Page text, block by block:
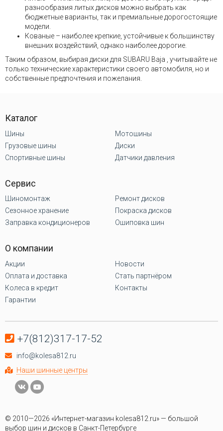
разнообразия литых дисков можно выбрать как
бюджетные варианты, так и премиальные дорогостоящие
модели.
Кованые – наиболее крепкие, устойчивые к большинству
внешних воздействий, однако наиболее дорогие.
Таким образом, выбирая диски для SUBARU Baja , учитывайте не
только технические характеристики своего автомобиля, но и
собственные предпочтения и пожелания.
Каталог
Шины
Грузовые шины
Спортивные шины
Мотошины
Диски
Датчики давления
Сервис
Шиномонтаж
Сезонное хранение
Заправка кондиционеров
Ремонт дисков
Покраска дисков
Ошиповка шин
О компании
Акции
Оплата и доставка
Колеса в кредит
Гарантии
Новости
Стать партнёром
Контакты
+7(812)317-17-52
info@kolesa812.ru
Наши шинные центры
© 2010—2026 «Интернет-магазин kolesa812.ru» — большой
выбор шин и дисков в Санкт-Петербурге